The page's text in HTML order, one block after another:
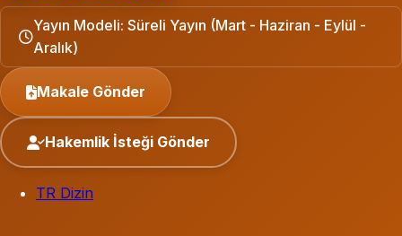
Yayın Modeli: Süreli Yayın (Mart - Haziran - Eylül -
Aralık)
Makale Gönder
Hakemlik İsteği Gönder
TR Dizin